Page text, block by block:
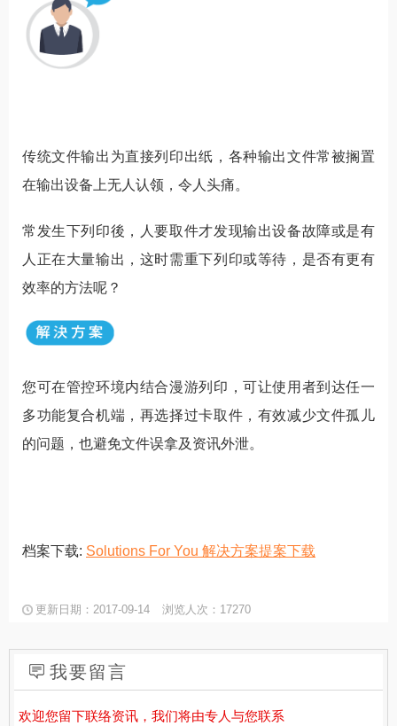
传统文件输出为直接列印出纸，各种输出文件常被搁置
在输出设备上无人认领，令人头痛。
常发生下列印後，人要取件才发现输出设备故障或是有
人正在大量输出，这时需重下列印或等待，是否有更有
效率的方法呢？
您可在管控环境内结合漫游列印，可让使用者到达任一
多功能复合机端，再选择过卡取件，有效减少文件孤儿
的问题，也避免文件误拿及资讯外泄。
档案下载: Solutions For You 解决方案提案下载
更新日期：2017-09-14 浏览人次：17270
我要留言
欢迎您留下联络资讯，我们将由专人与您联系